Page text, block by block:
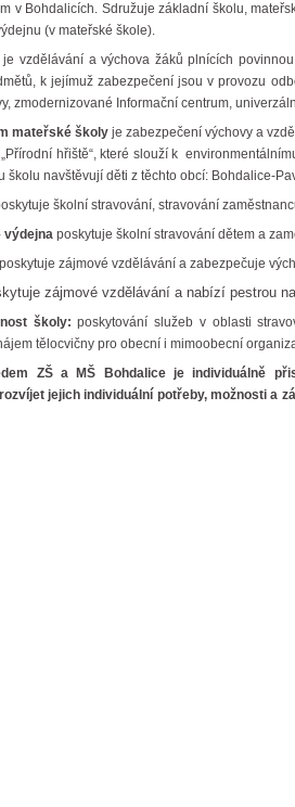
v Bohdalicích. Sdružuje základní školu,
(v mateřské škole).
je vzdělávání a výchova žáků plnících
k jejímuž zabezpečení jsou v provozu
zmodernizované Informační centrum,
mateřské školy je zabezpečení výchovy a
hřiště“, které slouží k
školu navštěvují děti z těchto obcí: Bohdalice-
školní stravování, stravování
výdejna poskytuje školní stravování dětem a
poskytuje zájmové vzdělávání a zabezpečuje
zájmové vzdělávání a nabízí pestrou
školy:poskytování služeb v oblasti
tělocvičny pro obecní i mimoobecní
ZŠ a MŠ Bohdalice je individuálně
jejich individuální potřeby, možnosti a